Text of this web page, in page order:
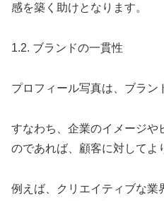
感を築く助けとなります。
1.2. ブランドの一貫性
プロフィール写真は、ブラン
すなわち、企業のイメージや
のであれば、顧客に対してよ
例えば、クリエイティブな業